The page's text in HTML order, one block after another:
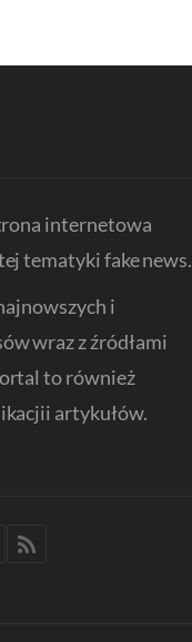
internetowa
tematyki fake news.
i
wraz z źródłami
to również
artykułów.